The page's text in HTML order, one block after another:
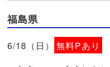
福島県
6/18（日）
無料Pあり